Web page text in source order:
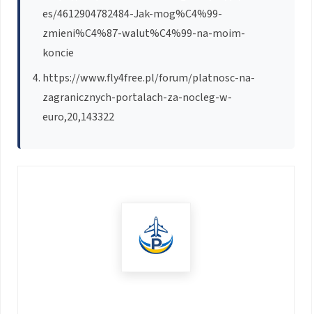
es/4612904782484-Jak-mog%C4%99-
zmieni%C4%87-walut%C4%99-na-moim-
koncie
https://www.fly4free.pl/forum/platnosc-na-
zagranicznych-portalach-za-nocleg-w-
euro,20,143322